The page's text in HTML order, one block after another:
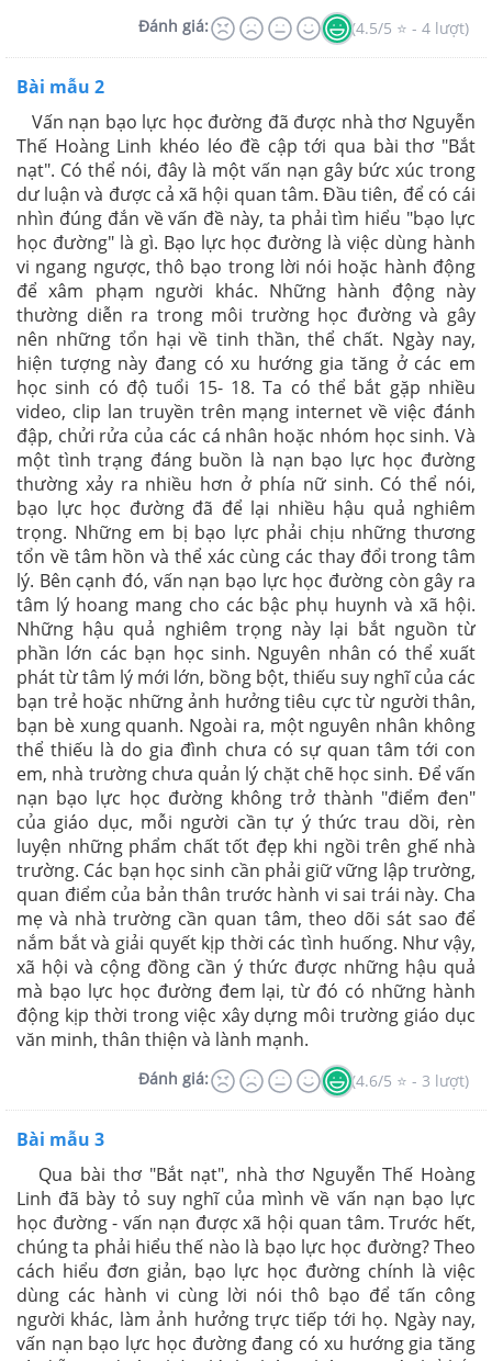
Đánh giá: (4.5/5 ⭐ - 4 lượt)
Bài mẫu 2
Vấn nạn bạo lực học đường đã được nhà thơ Nguyễn
Thế Hoàng Linh khéo léo đề cập tới qua bài thơ "Bắt
nạt". Có thể nói, đây là một vấn nạn gây bức xúc trong
dư luận và được cả xã hội quan tâm. Đầu tiên, để có cái
nhìn đúng đắn về vấn đề này, ta phải tìm hiểu "bạo lực
học đường" là gì. Bạo lực học đường là việc dùng hành
vi ngang ngược, thô bạo trong lời nói hoặc hành động
để xâm phạm người khác. Những hành động này
thường diễn ra trong môi trường học đường và gây
nên những tổn hại về tinh thần, thể chất. Ngày nay,
hiện tượng này đang có xu hướng gia tăng ở các em
học sinh có độ tuổi 15- 18. Ta có thể bắt gặp nhiều
video, clip lan truyền trên mạng internet về việc đánh
đập, chửi rửa của các cá nhân hoặc nhóm học sinh. Và
một tình trạng đáng buồn là nạn bạo lực học đường
thường xảy ra nhiều hơn ở phía nữ sinh. Có thể nói,
bạo lực học đường đã để lại nhiều hậu quả nghiêm
trọng. Những em bị bạo lực phải chịu những thương
tổn về tâm hồn và thể xác cùng các thay đổi trong tâm
lý. Bên cạnh đó, vấn nạn bạo lực học đường còn gây ra
tâm lý hoang mang cho các bậc phụ huynh và xã hội.
Những hậu quả nghiêm trọng này lại bắt nguồn từ
phần lớn các bạn học sinh. Nguyên nhân có thể xuất
phát từ tâm lý mới lớn, bồng bột, thiếu suy nghĩ của các
bạn trẻ hoặc những ảnh hưởng tiêu cực từ người thân,
bạn bè xung quanh. Ngoài ra, một nguyên nhân không
thể thiếu là do gia đình chưa có sự quan tâm tới con
em, nhà trường chưa quản lý chặt chẽ học sinh. Để vấn
nạn bạo lực học đường không trở thành "điểm đen"
của giáo dục, mỗi người cần tự ý thức trau dồi, rèn
luyện những phẩm chất tốt đẹp khi ngồi trên ghế nhà
trường. Các bạn học sinh cần phải giữ vững lập trường,
quan điểm của bản thân trước hành vi sai trái này. Cha
mẹ và nhà trường cần quan tâm, theo dõi sát sao để
nắm bắt và giải quyết kịp thời các tình huống. Như vậy,
xã hội và cộng đồng cần ý thức được những hậu quả
mà bạo lực học đường đem lại, từ đó có những hành
động kịp thời trong việc xây dựng môi trường giáo dục
văn minh, thân thiện và lành mạnh.
Đánh giá: (4.6/5 ⭐ - 3 lượt)
Bài mẫu 3
Qua bài thơ "Bắt nạt", nhà thơ Nguyễn Thế Hoàng
Linh đã bày tỏ suy nghĩ của mình về vấn nạn bạo lực
học đường - vấn nạn được xã hội quan tâm. Trước hết,
chúng ta phải hiểu thế nào là bạo lực học đường? Theo
cách hiểu đơn giản, bạo lực học đường chính là việc
dùng các hành vi cùng lời nói thô bạo để tấn công
người khác, làm ảnh hưởng trực tiếp tới họ. Ngày nay,
vấn nạn bạo lực học đường đang có xu hướng gia tăng